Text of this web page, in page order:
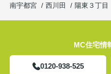
南宇都宮
西川田 陽東３丁目
MC住宅情
0120-938-525